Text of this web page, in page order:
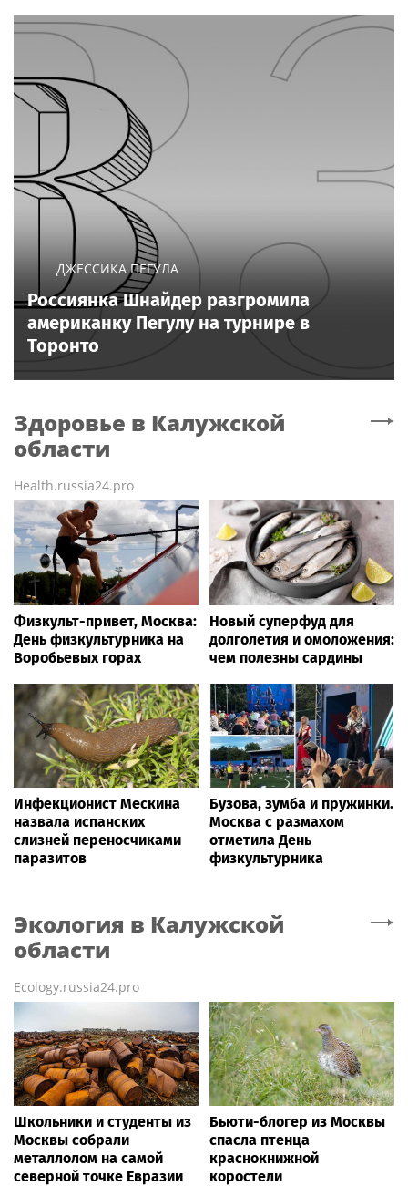
ДЖЕССИКА ПЕГУЛА
Россиянка Шнайдер разгромила
американку Пегулу на турнире в
Торонто
Здоровье в Калужской
области
Health.russia24.pro
Физкульт-привет, Москва:
День физкультурника на
Воробьевых горах
Новый суперфуд для
долголетия и омоложения:
чем полезны сардины
Инфекционист Мескина
назвала испанских
слизней переносчиками
паразитов
Бузова, зумба и пружинки.
Москва с размахом
отметила День
физкультурника
Экология в Калужской
области
Ecology.russia24.pro
Школьники и студенты из
Москвы собрали
металлолом на самой
северной точке Евразии
Бьюти-блогер из Москвы
спасла птенца
краснокнижной
коростели